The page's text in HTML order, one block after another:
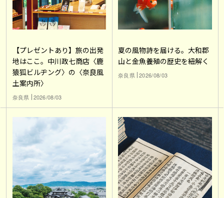
【プレゼントあり】旅の出発
地はここ。中川政七商店〈鹿
猿狐ビルヂング〉の〈奈良風
土案内所〉
奈良県 2026/08/03
夏の風物詩を届ける。大和郡
山と金魚養殖の歴史を紐解く
奈良県 2026/08/03